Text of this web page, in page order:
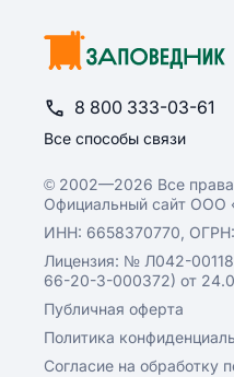
8 800 333-03-61
Все способы связи
© 2002—2026 Все
Официальный сайт ООО
ИНН: 6658370770, ОГРН:
Лицензия: № Л042-
66-20-3-000372) от
Публичная оферта
Политика
Согласие на обработку